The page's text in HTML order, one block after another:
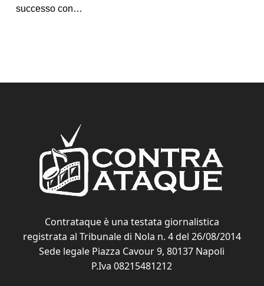
successo con…
Contrataque è una testata giornalistica
registrata al Tribunale di Nola n. 4 del 26/08/2014
Sede legale Piazza Cavour 9, 80137 Napoli
P.Iva 08215481212